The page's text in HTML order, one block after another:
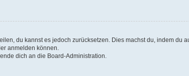
du kannst es jedoch zurücksetzen. Dies machst du, indem du
anmelden können.
dich an die Board-Administration.